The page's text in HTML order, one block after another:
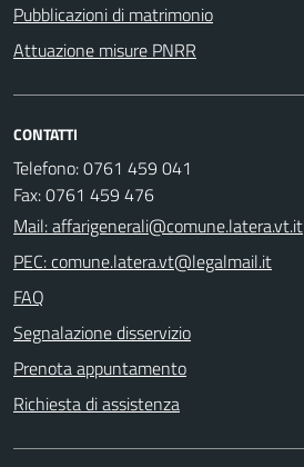
Pubblicazioni di matrimonio
Attuazione misure PNRR
CONTATTI
Telefono: 0761 459 041
Fax: 0761 459 476
Mail: affarigenerali@comune.latera.vt.it
PEC: comune.latera.vt@legalmail.it
FAQ
Segnalazione disservizio
Prenota appuntamento
Richiesta di assistenza